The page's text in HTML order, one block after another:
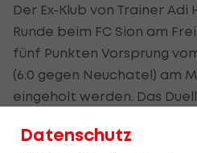
Der Ex-Klub von Trainer
Runde beim FC Sion am
fünf Punkten Vorsprung
(6:0 gegen Neuchatel) am
eingeholt werden. Das
Datenschutz